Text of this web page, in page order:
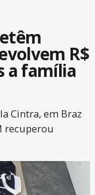
R$
a família
Cintra, em Braz
recuperou